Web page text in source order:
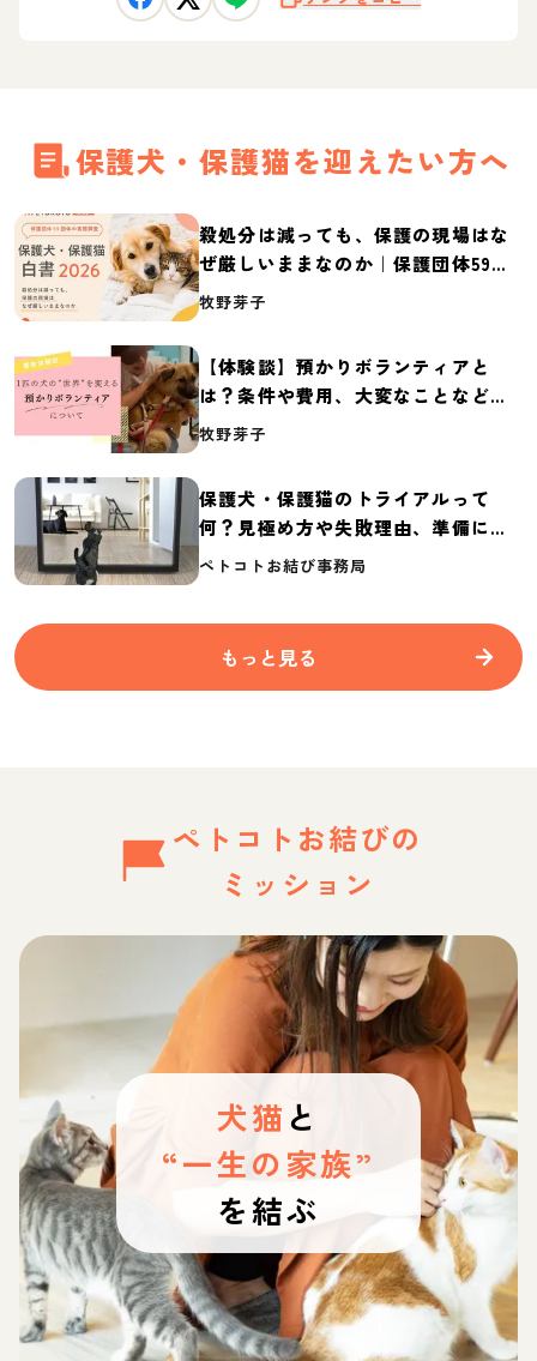
保護犬・保護猫を迎えたい方へ
殺処分は減っても、保護の現場はな
ぜ厳しいままなのか｜保護団体59団
体の実態調査【保護犬・保護猫白書
牧野芽子
【体験談】預かりボランティアと
は？条件や費用、大変なことなど紹
介
牧野芽子
保護犬・保護猫のトライアルって
何？見極め方や失敗理由、準備に必
要なものを紹介
ペトコトお結び事務局
もっと見る
ペトコトお結びの
ミッション
犬猫 と
“一生の家族”
を結ぶ